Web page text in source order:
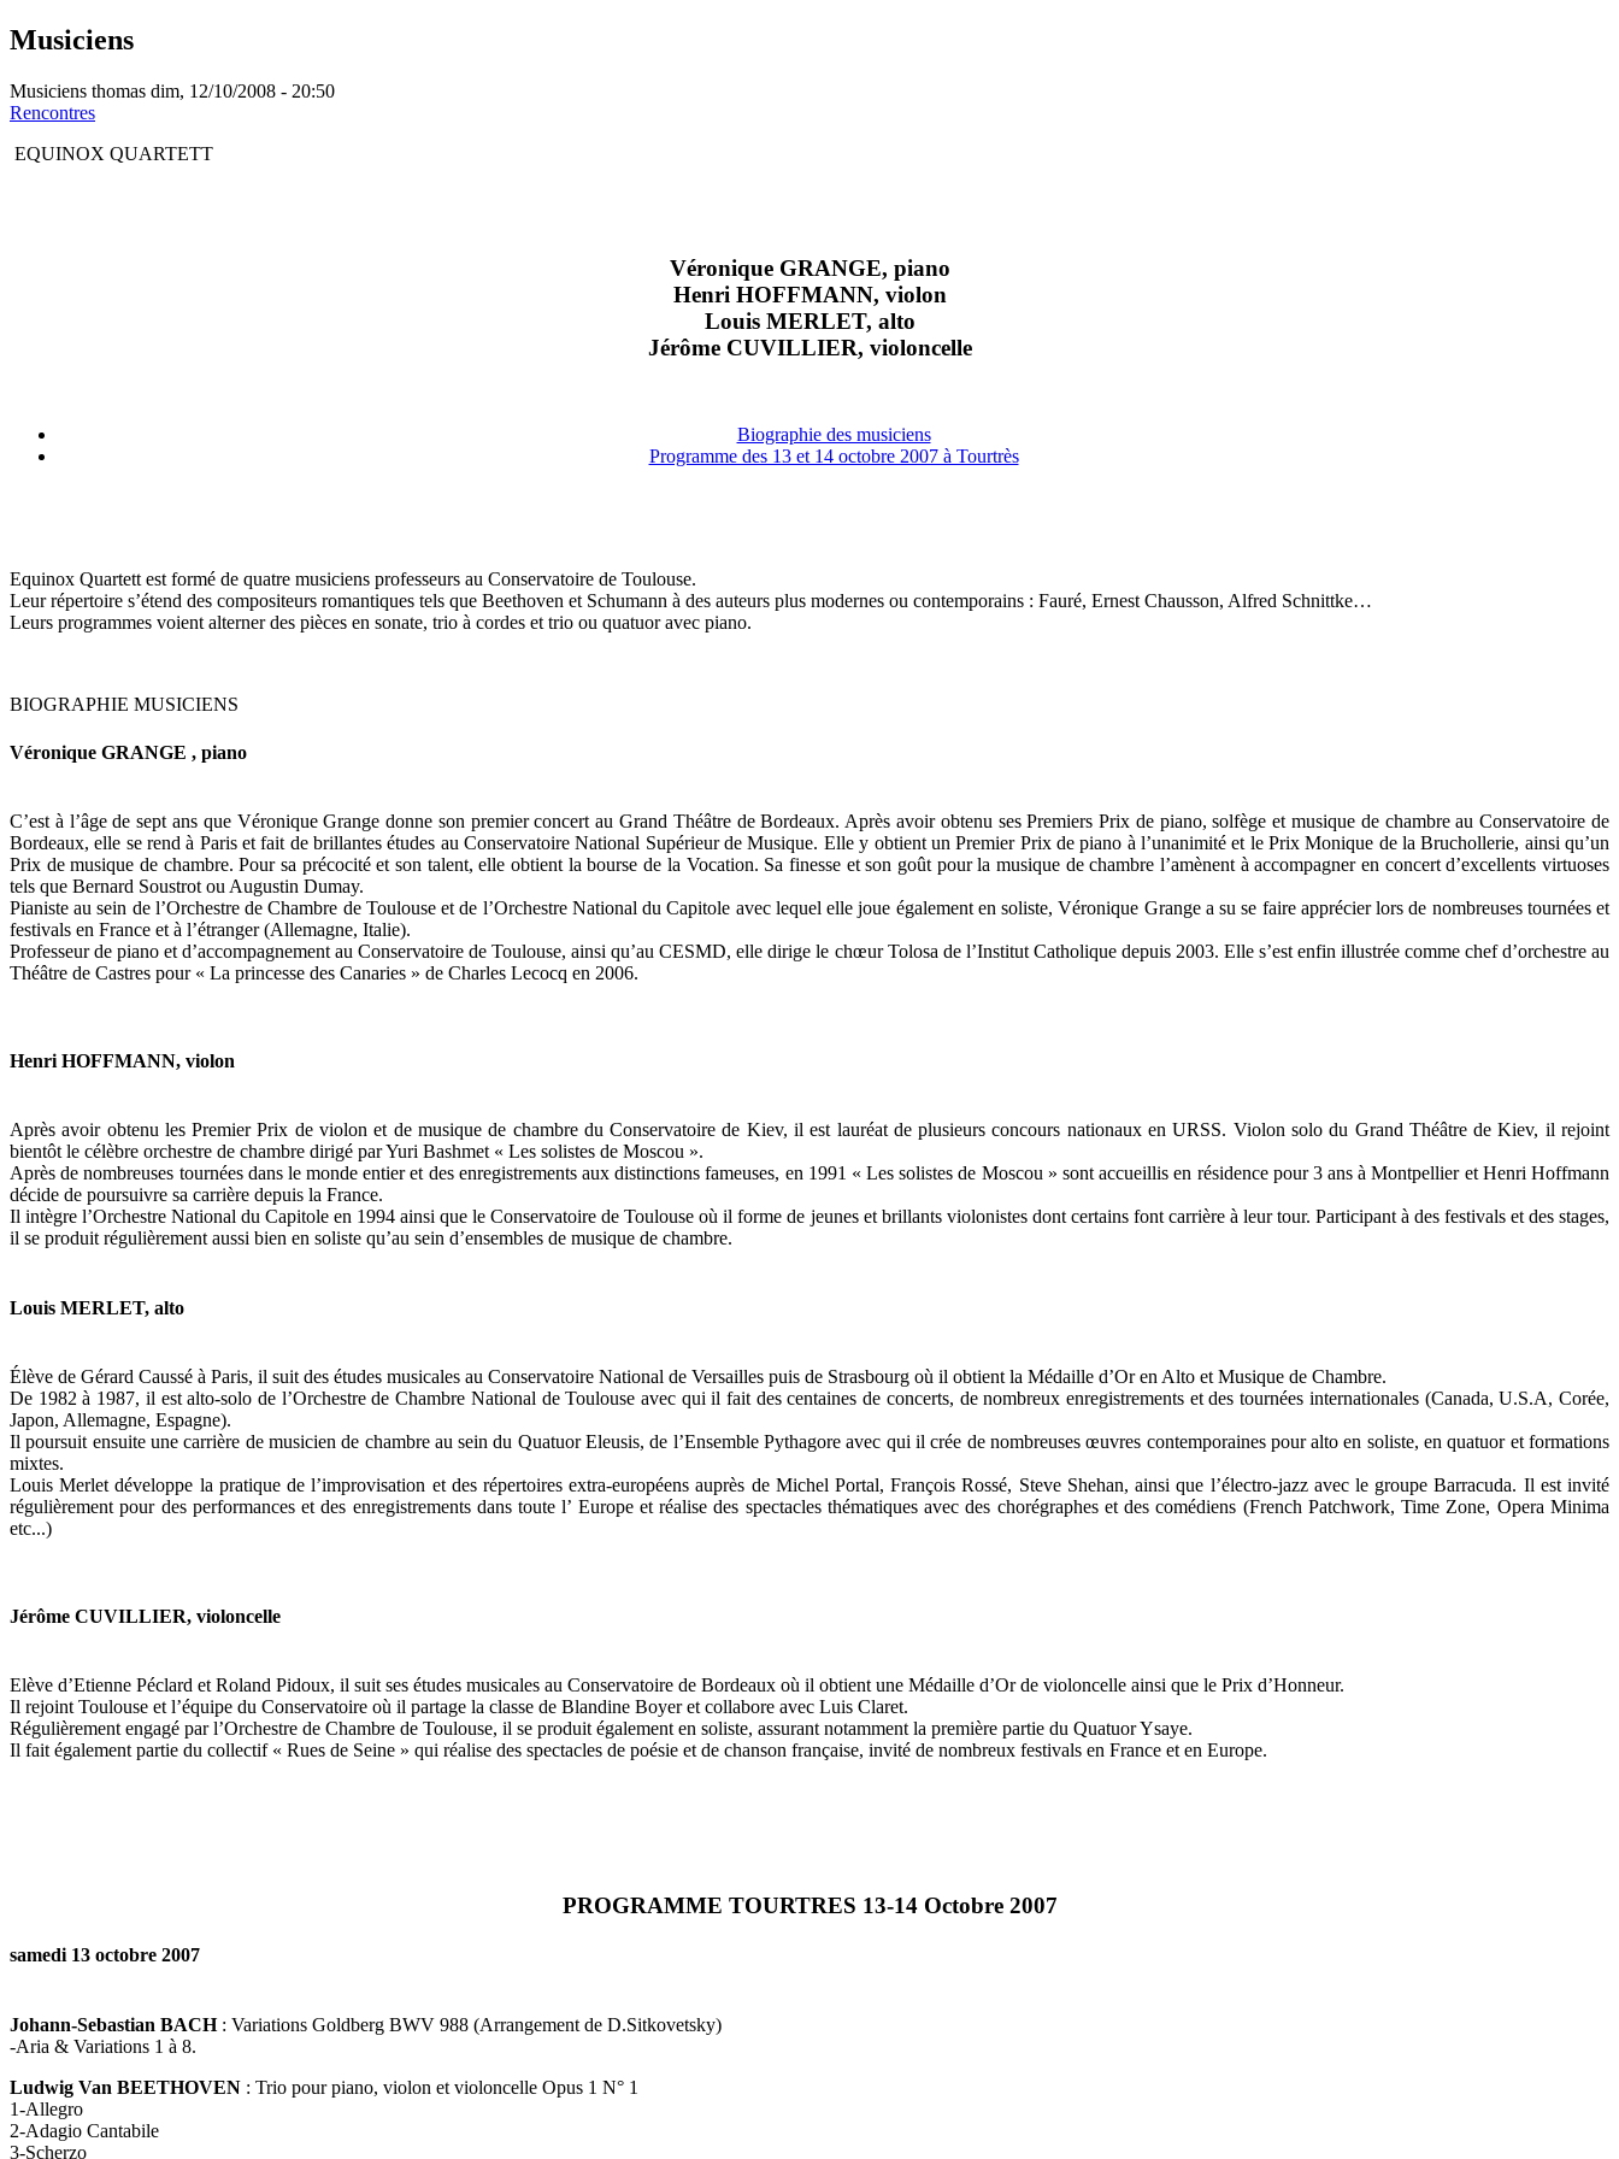
Musiciens
Musiciens thomas dim, 12/10/2008 - 20:50
Rencontres
EQUINOX QUARTETT
Véronique GRANGE, piano
Henri HOFFMANN, violon
Louis MERLET, alto
Jérôme CUVILLIER, violoncelle
Biographie des musiciens
Programme des 13 et 14 octobre 2007 à Tourtrès
Equinox Quartett est formé de quatre musiciens professeurs au Conservatoire de Toulouse.
Leur répertoire s’étend des compositeurs romantiques tels que Beethoven et Schumann à des auteurs plus modernes ou contemporains : Fauré, Ernest Chausson, Alfred Schnittke…
Leurs programmes voient alterner des pièces en sonate, trio à cordes et trio ou quatuor avec piano.
BIOGRAPHIE MUSICIENS
Véronique GRANGE , piano
C’est à l’âge de sept ans que Véronique Grange donne son premier concert au Grand Théâtre de Bordeaux. Après avoir obtenu ses Premiers Prix de piano, solfège et musique de chambre au Conservatoire de
Bordeaux, elle se rend à Paris et fait de brillantes études au Conservatoire National Supérieur de Musique. Elle y obtient un Premier Prix de piano à l’unanimité et le Prix Monique de la Bruchollerie, ainsi qu’un
Prix de musique de chambre. Pour sa précocité et son talent, elle obtient la bourse de la Vocation. Sa finesse et son goût pour la musique de chambre l’amènent à accompagner en concert d’excellents virtuoses
tels que Bernard Soustrot ou Augustin Dumay.
Pianiste au sein de l’Orchestre de Chambre de Toulouse et de l’Orchestre National du Capitole avec lequel elle joue également en soliste, Véronique Grange a su se faire apprécier lors de nombreuses tournées et
festivals en France et à l’étranger (Allemagne, Italie).
Professeur de piano et d’accompagnement au Conservatoire de Toulouse, ainsi qu’au CESMD, elle dirige le chœur Tolosa de l’Institut Catholique depuis 2003. Elle s’est enfin illustrée comme chef d’orchestre au
Théâtre de Castres pour « La princesse des Canaries » de Charles Lecocq en 2006.
Henri HOFFMANN, violon
Après avoir obtenu les Premier Prix de violon et de musique de chambre du Conservatoire de Kiev, il est lauréat de plusieurs concours nationaux en URSS. Violon solo du Grand Théâtre de Kiev, il rejoint
bientôt le célèbre orchestre de chambre dirigé par Yuri Bashmet « Les solistes de Moscou ».
Après de nombreuses tournées dans le monde entier et des enregistrements aux distinctions fameuses, en 1991 « Les solistes de Moscou » sont accueillis en résidence pour 3 ans à Montpellier et Henri Hoffmann
décide de poursuivre sa carrière depuis la France.
Il intègre l’Orchestre National du Capitole en 1994 ainsi que le Conservatoire de Toulouse où il forme de jeunes et brillants violonistes dont certains font carrière à leur tour. Participant à des festivals et des stages,
il se produit régulièrement aussi bien en soliste qu’au sein d’ensembles de musique de chambre.
Louis MERLET, alto
Élève de Gérard Caussé à Paris, il suit des études musicales au Conservatoire National de Versailles puis de Strasbourg où il obtient la Médaille d’Or en Alto et Musique de Chambre.
De 1982 à 1987, il est alto-solo de l’Orchestre de Chambre National de Toulouse avec qui il fait des centaines de concerts, de nombreux enregistrements et des tournées internationales (Canada, U.S.A, Corée,
Japon, Allemagne, Espagne).
Il poursuit ensuite une carrière de musicien de chambre au sein du Quatuor Eleusis, de l’Ensemble Pythagore avec qui il crée de nombreuses œuvres contemporaines pour alto en soliste, en quatuor et formations
mixtes.
Louis Merlet développe la pratique de l’improvisation et des répertoires extra-européens auprès de Michel Portal, François Rossé, Steve Shehan, ainsi que l’électro-jazz avec le groupe Barracuda. Il est invité
régulièrement pour des performances et des enregistrements dans toute l’ Europe et réalise des spectacles thématiques avec des chorégraphes et des comédiens (French Patchwork, Time Zone, Opera Minima
etc...)
Jérôme CUVILLIER, violoncelle
Elève d’Etienne Péclard et Roland Pidoux, il suit ses études musicales au Conservatoire de Bordeaux où il obtient une Médaille d’Or de violoncelle ainsi que le Prix d’Honneur.
Il rejoint Toulouse et l’équipe du Conservatoire où il partage la classe de Blandine Boyer et collabore avec Luis Claret.
Régulièrement engagé par l’Orchestre de Chambre de Toulouse, il se produit également en soliste, assurant notamment la première partie du Quatuor Ysaye.
Il fait également partie du collectif « Rues de Seine » qui réalise des spectacles de poésie et de chanson française, invité de nombreux festivals en France et en Europe.
PROGRAMME TOURTRES 13-14 Octobre 2007
samedi 13 octobre 2007
Johann-Sebastian BACH: Variations Goldberg BWV 988 (Arrangement de D.Sitkovetsky)
-Aria & Variations 1 à 8.
Ludwig Van BEETHOVEN : Trio pour piano, violon et violoncelle Opus 1 N° 1
1-Allegro
2-Adagio Cantabile
3-Scherzo